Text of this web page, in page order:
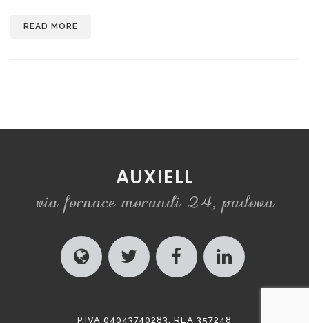
READ MORE
AUXIELL
via fornace morandi 24, padova
P.IVA 04043740283, REA 357248